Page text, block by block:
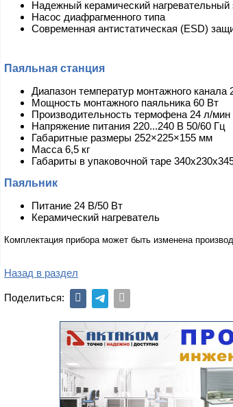
Надежный керамический
Насос диафрагменного типа
Современная антистатическая (ESD)
Паяльная станция
Диапазон температур монтажного канала
Мощность монтажного паяльника 60 Вт
Производительность термофена 24 л/мин
Напряжение питания 220...240 В 50/60 Гц
Габаритные размеры 252×225×155 мм
Масса 6,5 кг
Габариты в упаковочной таре
Паяльник
Питание 24 В/50 Вт
Керамический нагреватель
Комплектация прибора может быть изменена
Назад в раздел
Поделиться: